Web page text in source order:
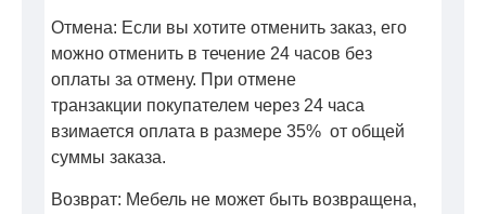
Отмена: Если вы хотите отменить заказ, его
можно отменить в течение 24 часов без
оплаты за отмену. При отмене
транзакции покупателем через 24 часа
взимается оплата в размере 35% от общей
суммы заказа.
Возврат: Мебель не может быть возвращена,